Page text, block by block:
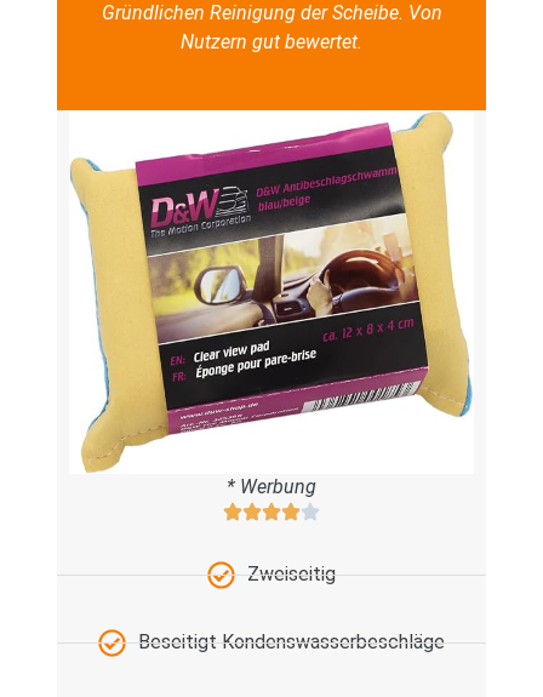
Gründlichen Reinigung der Scheibe. Von
Nutzern gut bewertet.
* Werbung
Zweiseitig
Beseitigt Kondenswasserbeschläge